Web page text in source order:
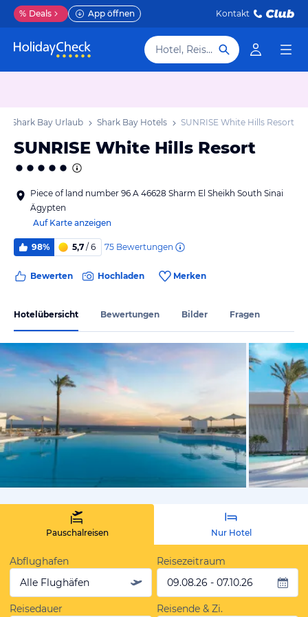
% Deals App öffnen Kontakt
Hotel, Reiseziel
Shark Bay Urlaub Shark Bay Hotels SUNRISE White Hills Resort
SUNRISE White Hills Resort
Piece of land number 96 A 46628 Sharm El Sheikh South Sinai
Ägypten
Auf Karte anzeigen
98% 5,7 / 6 75 Bewertungen
Bewerten Hochladen Merken
Hotelübersicht Bewertungen Bilder Fragen
vom
Pauschalreisen Nur Hotel
Abflughafen
Alle Flughäfen
Reisezeitraum
09.08.26 - 07.10.26
Reisedauer Reisende & Zi.